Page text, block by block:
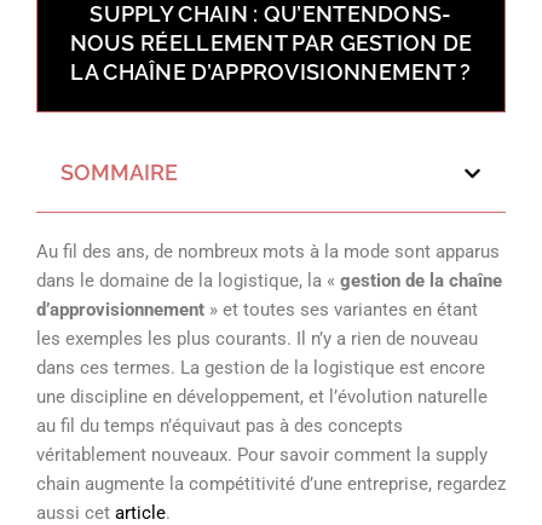
SUPPLY CHAIN : QU’ENTENDONS-
NOUS RÉELLEMENT PAR GESTION DE
LA CHAÎNE D’APPROVISIONNEMENT ?
SOMMAIRE
Au fil des ans, de nombreux mots à la mode sont apparus
dans le domaine de la logistique, la « gestion de la chaîne
d’approvisionnement » et toutes ses variantes en étant
les exemples les plus courants. Il n’y a rien de nouveau
dans ces termes. La gestion de la logistique est encore
une discipline en développement, et l’évolution naturelle
au fil du temps n’équivaut pas à des concepts
véritablement nouveaux. Pour savoir comment la supply
chain augmente la compétitivité d’une entreprise, regardez
aussi cet article.